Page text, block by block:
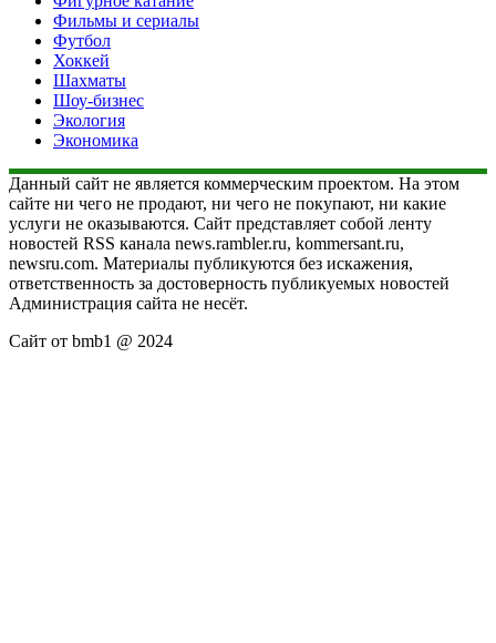
Фильмы и сериалы
Футбол
Хоккей
Шахматы
Шоу-бизнес
Экология
Экономика
Данный сайт не является коммерческим проектом. На этом
сайте ни чего не продают, ни чего не покупают, ни какие
услуги не оказываются. Сайт представляет собой ленту
новостей RSS канала news.rambler.ru, kommersant.ru,
newsru.com. Материалы публикуются без искажения,
ответственность за достоверность публикуемых новостей
Администрация сайта не несёт.
Сайт от bmb1 @ 2024